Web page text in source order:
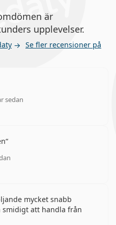
är
upplevelser.
Se fler recensioner på
sedan
5 av 5
av 5
mycket snabb
att handla från